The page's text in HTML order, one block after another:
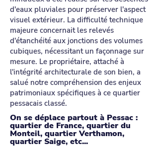
d'eaux pluviales pour préserver l'aspect
visuel extérieur. La difficulté technique
majeure concernait les relevés
d'étanchéité aux jonctions des volumes
cubiques, nécessitant un façonnage sur
mesure. Le propriétaire, attaché à
l'intégrité architecturale de son bien, a
salué notre compréhension des enjeux
patrimoniaux spécifiques à ce quartier
pessacais classé.
On se déplace partout à Pessac :
quartier de France, quartier du
Monteil, quartier Verthamon,
quartier Saige, etc...